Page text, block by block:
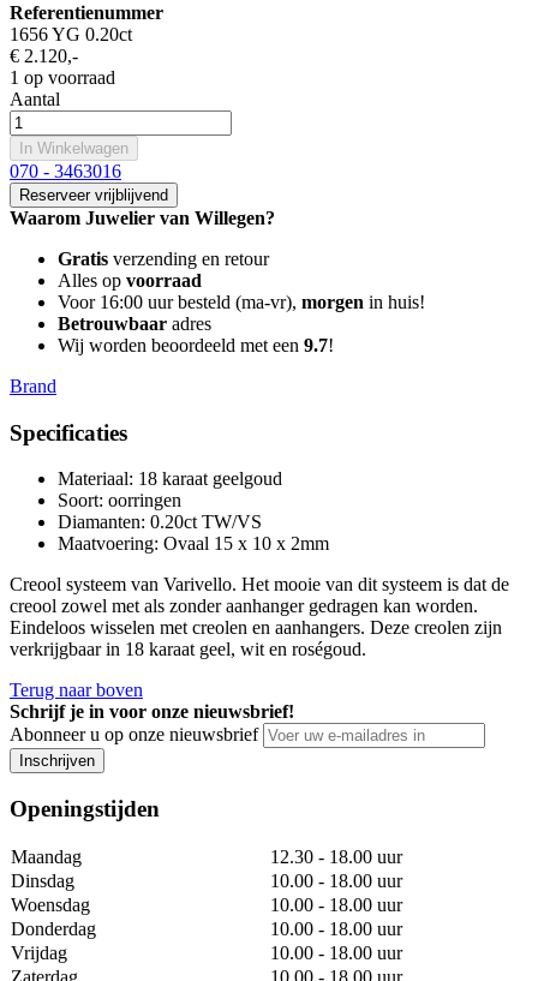
Referentienummer
1656 YG 0.20ct
€ 2.120,-
1 op voorraad
Aantal
In Winkelwagen
070 - 3463016
Reserveer vrijblijvend
Waarom Juwelier van Willegen?
Gratis verzending en retour
Alles op voorraad
Voor 16:00 uur besteld (ma-vr), morgen in huis!
Betrouwbaar adres
Wij worden beoordeeld met een 9.7!
Brand
Specificaties
Materiaal: 18 karaat geelgoud
Soort: oorringen
Diamanten: 0.20ct TW/VS
Maatvoering: Ovaal 15 x 10 x 2mm
Creool systeem van Varivello. Het mooie van dit systeem is dat de
creool zowel met als zonder aanhanger gedragen kan worden.
Eindeloos wisselen met creolen en aanhangers. Deze creolen zijn
verkrijgbaar in 18 karaat geel, wit en roségoud.
Terug naar boven
Schrijf je in voor onze nieuwsbrief!
Abonneer u op onze nieuwsbrief
Inschrijven
Openingstijden
Maandag
12.30 - 18.00 uur
Dinsdag
10.00 - 18.00 uur
Woensdag
10.00 - 18.00 uur
Donderdag
10.00 - 18.00 uur
Vrijdag
10.00 - 18.00 uur
Zaterdag
10.00 - 18.00 uur